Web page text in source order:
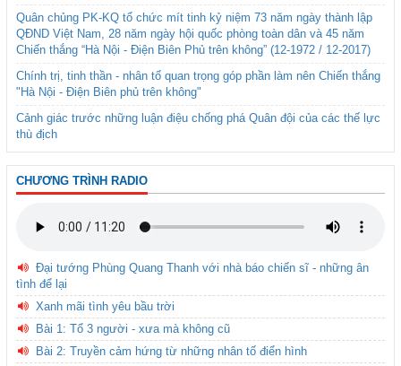
Quân chủng PK-KQ tổ chức mít tinh kỷ niệm 73 năm ngày thành lập
QĐND Việt Nam, 28 năm ngày hội quốc phòng toàn dân và 45 năm
Chiến thắng “Hà Nội - Điện Biên Phủ trên không” (12-1972 / 12-2017)
Chính trị, tinh thần - nhân tố quan trọng góp phần làm nên Chiến thắng
"Hà Nội - Điện Biên phủ trên không"
Cảnh giác trước những luận điệu chống phá Quân đội của các thế lực
thù địch
CHƯƠNG TRÌNH RADIO
Đại tướng Phùng Quang Thanh với nhà báo chiến sĩ - những ân
tình để lại
Xanh mãi tình yêu bầu trời
Bài 1: Tổ 3 người - xưa mà không cũ
Bài 2: Truyền cảm hứng từ những nhân tố điển hình